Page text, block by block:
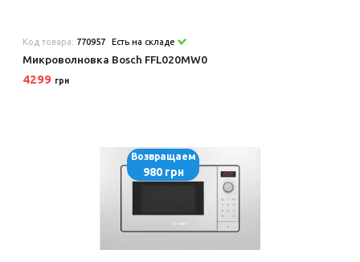
Код товара: 770957 Есть на складе
Микроволновка Bosch FFL020MW0
4299 грн
Возвращаем
980 грн